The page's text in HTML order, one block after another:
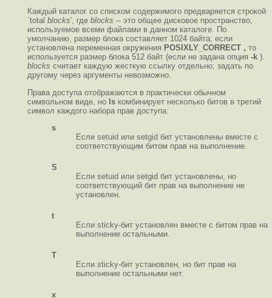
Каждый каталог со списком содержимого предваряется строкой
`total blocks', где blocks -- это общее дисковое пространство,
используемое всеми файлами в данном каталоге. По
умолчанию, размер блока составляет 1024 байта; если
установлена переменная окружения POSIXLY_CORRECT , то
используется размер блока 512 байт (если не задана опция -k ).
blocks считает каждую жесткую ссылку отдельно; задать по
другому через аргументы невозможно.
Права доступа отображаются в практически обычном
символьном виде, но ls комбинирует несколько битов в третий
символ каждого набора прав доступа:
s
Если setuid или setgid бит установлены вместе с
соответствующим битом прав на выполнение.
S
Если setuid или setgid бит установлены, но
соответствующий бит прав на выполнение не
установлен.
t
Если sticky-бит установлен вместе с битом прав на
выполнение остальными.
T
Если sticky-бит установлен, но бит прав на
выполнение остальными нет.
x